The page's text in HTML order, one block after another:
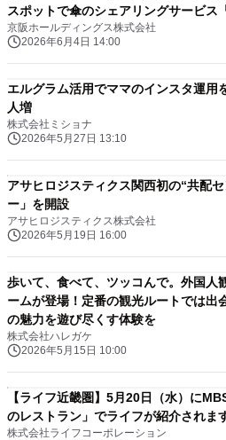
スポットで傘のシェアリングサービス
京阪ホールディングス株式会社
2026年6月4日 14:00
エルグラム活用でママのインスタ運用
人増
株式会社ミショナ
2026年5月27日 13:10
アサヒロジスティクス関西初の“共配
ー」を開設
アサヒロジスティクス株式会社
2026年5月19日 16:00
歩いて、食べて、ツッコんで。外国人
ームが登場！定番の観光ルートでは出
の魅力を遊び尽くす体験を
株式会社ハレガケ
2026年5月15日 10:00
【ライフ近畿圏】5月20日（水）に
のレストラン」でライフが紹介されま
株式会社ライフコーポレーション